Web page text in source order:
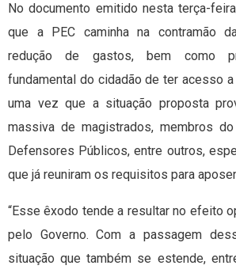
No documento emitido nesta terça-
que a PEC caminha na contramão
redução de gastos, bem como
fundamental do cidadão de ter acesso
uma vez que a situação proposta
massiva de magistrados, membros
Defensores Públicos, entre outros,
que já reuniram os requisitos para
“Esse êxodo tende a resultar no efeito
pelo Governo. Com a passagem
situação que também se estende,